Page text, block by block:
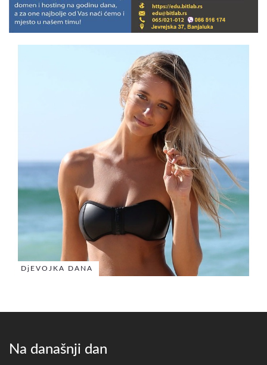
DjEVOJKA DANA
Na današnji dan